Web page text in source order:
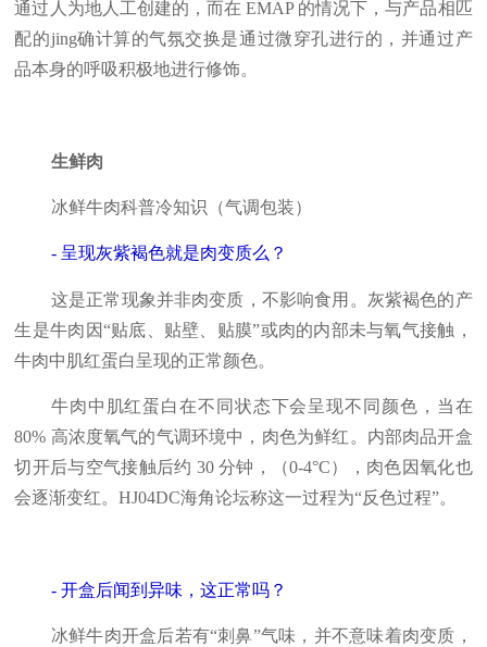
通过人为地人工创建的，而在 EMAP 的情况下，与产品相匹
配的jing确计算的气氛交换是通过微穿孔进行的，并通过产
品本身的呼吸积极地进行修饰。
生鲜肉
冰鲜牛肉科普冷知识（气调包装）
- 呈现灰紫褐色就是肉变质么？
这是正常现象并非肉变质，不影响食用。灰紫褐色的产
生是牛肉因“贴底、贴壁、贴膜”或肉的内部未与氧气接触，
牛肉中肌红蛋白呈现的正常颜色。
牛肉中肌红蛋白在不同状态下会呈现不同颜色，当在
80% 高浓度氧气的气调环境中，肉色为鲜红。内部肉品开盒
切开后与空气接触后约 30 分钟，（0-4°C），肉色因氧化也
会逐渐变红。HJ04DC海角论坛称这一过程为“反色过程”。
- 开盒后闻到异味，这正常吗？
冰鲜牛肉开盒后若有“刺鼻”气味，并不意味着肉变质，